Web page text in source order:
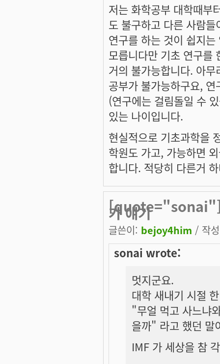
저는 화학공부 대학때부
도 불구하고 다른 사람
연구를 하는 것이 쉽지
모릅니다만 기초 연구를
거의 불가능합니다. 아
공부가 불가능하구요,
(연구에는 걸림돌일 수
있는 나이입니다.
현실적으로 기초과학을
학원도 가고, 가능하면
합니다. 적당히 다른거
[quote="sonai"]
가 얘기
글쓴이: bejoy4him / 작
sonai wrote:
멋지군요.
대학 새내기 시절
"무얼 먹고 사느냐
을까" 라고 했던 말
IMF 가 세상을 참